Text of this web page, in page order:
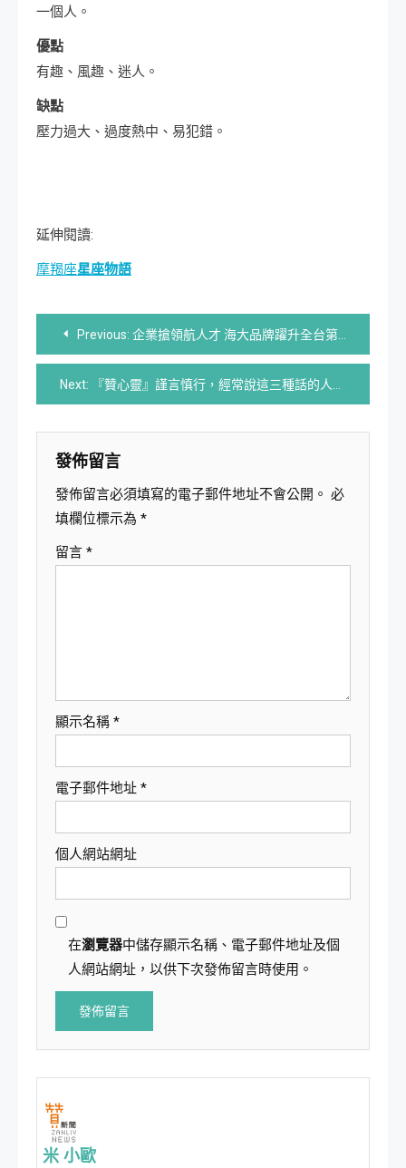
一個人。
優點
有趣、風趣、迷人。
缺點
壓力過大、過度熱中、易犯錯。
延伸閱讀:
摩羯座星座物語
文
章
導
覽
Previous: 企業搶領航人才 海大品牌躍升全台第二
Next: 『贊心靈』謹言慎行，經常說這三種話的人，請遠離
發佈留言
發佈留言必須填寫的電子郵件地址不會公開。 必
填欄位標示為 *
留言 *
顯示名稱 *
電子郵件地址 *
個人網站網址
在瀏覽器中儲存顯示名稱、電子郵件地址及個
人網站網址，以供下次發佈留言時使用。
米 小歐